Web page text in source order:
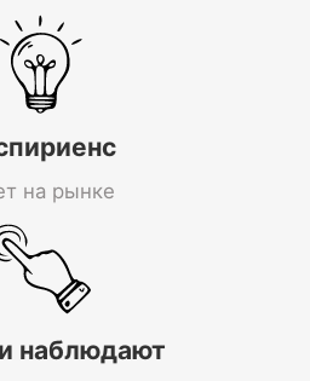
на рынке
наблюдают